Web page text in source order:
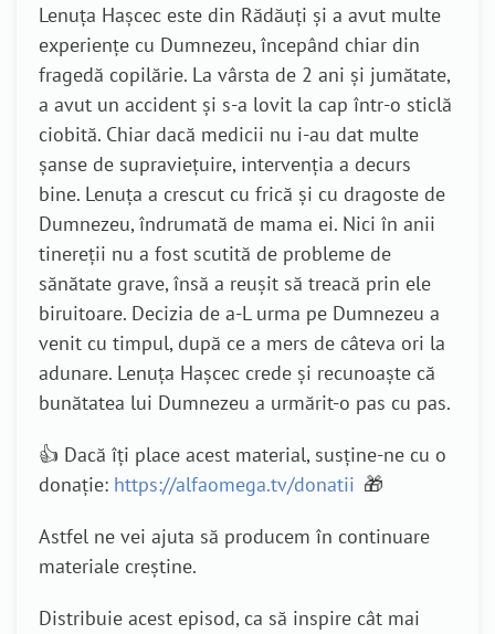
Lenuța Hașcec este din Rădăuți și a avut multe
experiențe cu Dumnezeu, începând chiar din
fragedă copilărie. La vârsta de 2 ani și jumătate,
a avut un accident și s-a lovit la cap într-o sticlă
ciobită. Chiar dacă medicii nu i-au dat multe
șanse de supraviețuire, intervenția a decurs
bine. Lenuța a crescut cu frică și cu dragoste de
Dumnezeu, îndrumată de mama ei. Nici în anii
tinereții nu a fost scutită de probleme de
sănătate grave, însă a reușit să treacă prin ele
biruitoare. Decizia de a-L urma pe Dumnezeu a
venit cu timpul, după ce a mers de câteva ori la
adunare. Lenuța Hașcec crede și recunoaște că
bunătatea lui Dumnezeu a urmărit-o pas cu pas.
👍 Dacă îți place acest material, susține-ne cu o
donație: https://alfaomega.tv/donatii 🎁
Astfel ne vei ajuta să producem în continuare
materiale creștine.
Distribuie acest episod, ca să inspire cât mai